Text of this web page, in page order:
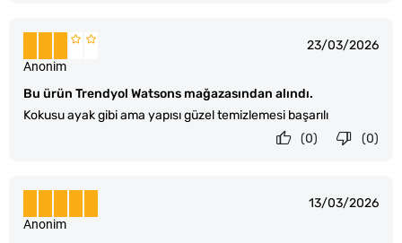
23/03/2026
Bu ürün Trendyol Watsons mağazasından alındı.
Kokusu ayak gibi ama yapısı güzel temizlemesi başarılı
Anonim
(0)
(0)
13/03/2026
Anonim